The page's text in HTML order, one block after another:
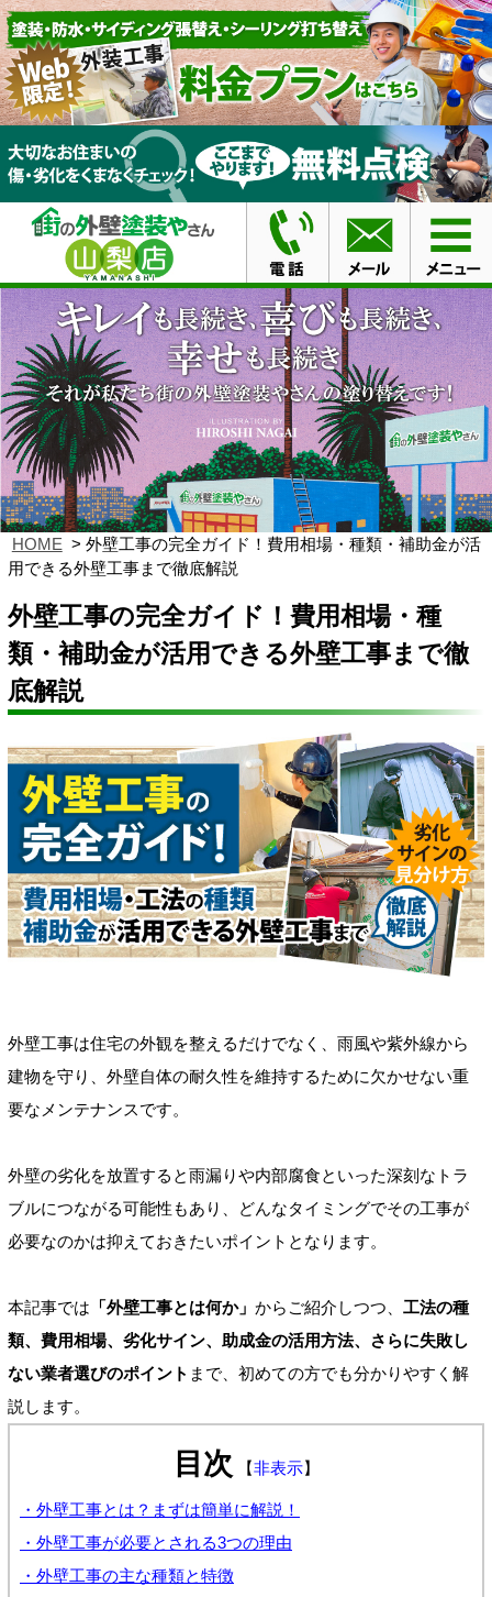
HOME
外壁工事の完全ガイド！費用相場・種類・補助金が活
用できる外壁工事まで徹底解説
外壁工事の完全ガイド！費用相場・種
類・補助金が活用できる外壁工事まで徹
底解説
外壁工事は住宅の外観を整えるだけでなく、雨風や紫外線から
建物を守り、外壁自体の耐久性を維持するために欠かせない重
要なメンテナンスです。
外壁の劣化を放置すると雨漏りや内部腐食といった深刻なトラ
ブルにつながる可能性もあり、どんなタイミングでその工事が
必要なのかは抑えておきたいポイントとなります。
本記事では 「外壁工事とは何か」 からご紹介しつつ、 工法の種
類、費用相場、劣化サイン、助成金の活用方法、さらに失敗し
ない業者選びのポイント まで、初めての方でも分かりやすく解
説します。
目次 【非表示】
・外壁工事とは？まずは簡単に解説！
・外壁工事が必要とされる3つの理由
・外壁工事の主な種類と特徴